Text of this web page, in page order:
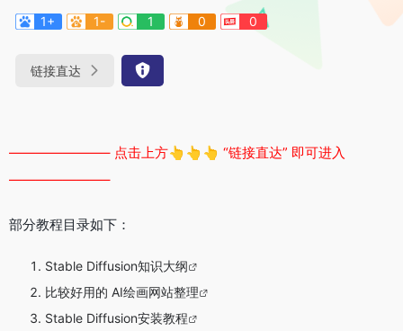
1+
1- 1 0 0
链接直达
———————– 点击上方👆👆👆 “链接直达” 即可进入
———————–
部分教程目录如下：
Stable Diffusion知识大纲
比较好用的 AI绘画网站整理
Stable Diffusion安装教程